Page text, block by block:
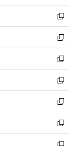
開
く
ウ
で
開
く
ン
ド
ウ
で
開
く
ウ
ィ
ン
ド
ウ
で
開
く
新
し
い
ウ
ィ
ン
ド
ウ
で
開
く
新
し
い
ウ
ィ
ン
ド
ウ
で
開
く
新
し
い
ウ
ィ
ン
ド
ウ
で
新
し
い
ウ
ィ
ン
新
し
い
ウ
新
し